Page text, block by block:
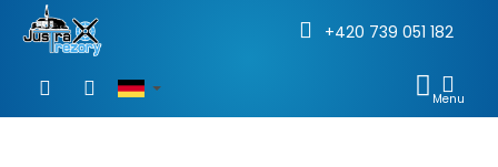
springen
+420 739 051 182